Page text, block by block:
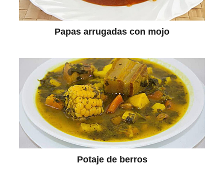
Papas arrugadas con mojo
Potaje de berros